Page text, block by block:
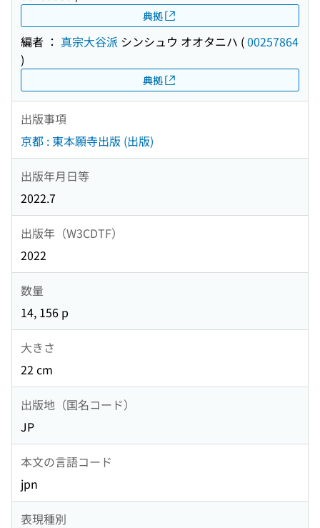
典拠
編者 ： 真宗大谷派 シンシュウ オオタニハ (00257864
)
典拠
出版事項
京都 : 東本願寺出版 (出版)
出版年月日等
2022.7
出版年（W3CDTF）
2022
数量
14, 156 p
大きさ
22 cm
出版地（国名コード）
JP
本文の言語コード
jpn
表現種別